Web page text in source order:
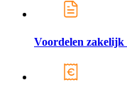
Voordelen zakelijk